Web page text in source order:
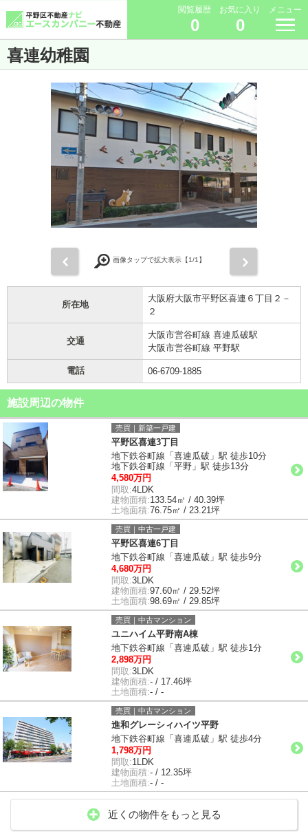
閲覧履歴
0
お気に入り
0
メニュー
喜連幼稚園
画像タップで拡大表示【1/1】
所在地
大阪府大阪市平野区喜連６丁目２－
２
交通
大阪市営谷町線 喜連瓜破駅
大阪市営谷町線 平野駅
電話 06-6709-1885
施設周辺の物件
売買｜新築一戸建
平野区喜連3丁目
地下鉄谷町線「喜連瓜破」駅 徒歩10分
地下鉄谷町線「平野」駅 徒歩13分
4,580万円
間取:4LDK
建物面積:133.54㎡ / 40.39坪
土地面積:76.75㎡ / 23.21坪
売買｜中古一戸建
平野区喜連6丁目
地下鉄谷町線「喜連瓜破」駅 徒歩9分
4,680万円
間取:3LDK
建物面積:97.60㎡ / 29.52坪
土地面積:98.69㎡ / 29.85坪
売買｜中古マンション
ユニハイム平野南A棟
地下鉄谷町線「喜連瓜破」駅 徒歩1分
2,898万円
間取:3LDK
建物面積:- / 17.46坪
土地面積:- / -
売買｜中古マンション
進和グレーシィハイツ平野
地下鉄谷町線「喜連瓜破」駅 徒歩4分
1,798万円
間取:1LDK
建物面積:- / 12.35坪
土地面積:- / -
近くの物件をもっと見る